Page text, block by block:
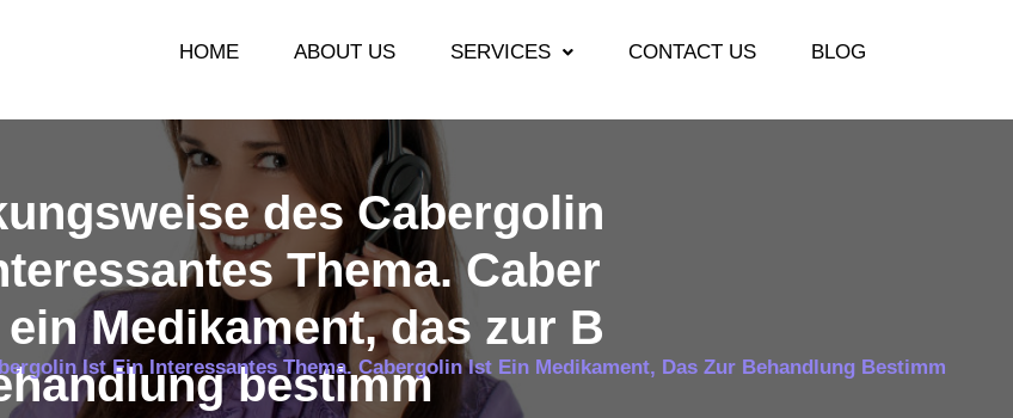
HOME ABOUT US SERVICES CONTACT US BLOG
des Cabergolin
Thema. Caber
Medikament, das zur B
bestimm
Ist Ein Interessantes Thema. Cabergolin Ist Ein Medikament, Das Zur Behandlung Bestimm